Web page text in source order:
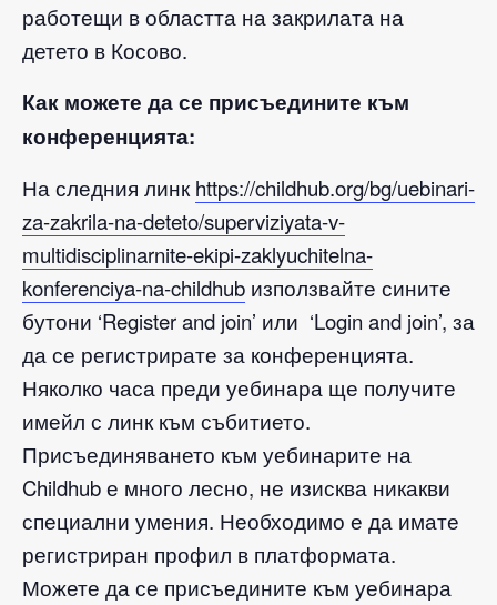
работещи в областта на закрилата на
детето в Косово.
Как можете да се присъедините към
конференцията:
На следния линк https://childhub.org/bg/uebinari-
za-zakrila-na-deteto/superviziyata-v-
multidisciplinarnite-ekipi-zaklyuchitelna-
konferenciya-na-childhub използвайте сините
бутони ‘Register and join’ или ‘Login and join’, за
да се регистрирате за конференцията.
Няколко часа преди уебинара ще получите
имейл с линк към събитието.
Присъединяването към уебинарите на
Childhub е много лесно, не изисква никакви
специални умения. Необходимо е да имате
регистриран профил в платформата.
Можете да се присъедините към уебинара